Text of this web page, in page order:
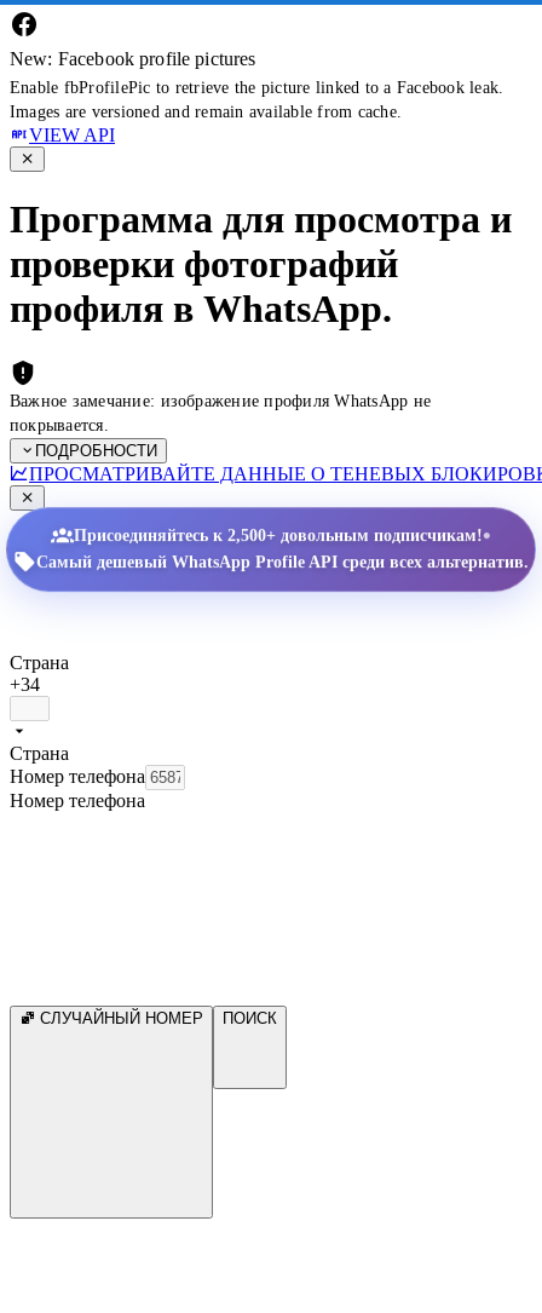
New: Facebook profile pictures
Enable fbProfilePic to retrieve the picture linked to a Facebook leak.
Images are versioned and remain available from cache.
VIEW API
Программа для просмотра и
проверки фотографий
профиля в WhatsApp.
Важное замечание: изображение профиля WhatsApp не
покрывается.
ПОДРОБНОСТИ
ПРОСМАТРИВАЙТЕ ДАННЫЕ О ТЕНЕВЫХ
Присоединяйтесь к 2,500+ довольным подписчикам!•
Самый дешевый WhatsApp Profile API среди всех альтернатив.
Страна
+34
Страна
Номер телефона
Номер телефона
СЛУЧАЙНЫЙ НОМЕР ПОИСК